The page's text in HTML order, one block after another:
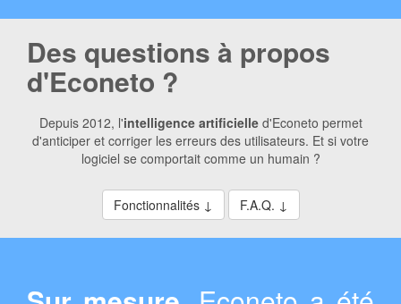
Des questions à propos
d'Econeto ?
Depuis 2012, l'intelligence artificielled'Econeto permet
d'anticiper et corriger les erreurs des utilisateurs. Et si votre
logiciel se comportait comme un humain ?
Fonctionnalités ↓ F.A.Q. ↓